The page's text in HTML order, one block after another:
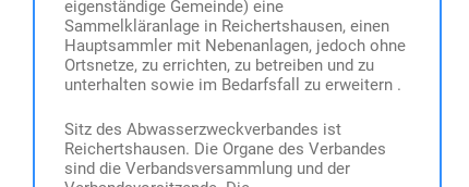
eigenständige Gemeinde) eine
Sammelkläranlage in Reichertshausen, einen
Hauptsammler mit Nebenanlagen, jedoch ohne
Ortsnetze, zu errichten, zu betreiben und zu
unterhalten sowie im Bedarfsfall zu erweitern .
Sitz des Abwasserzweckverbandes ist
Reichertshausen. Die Organe des Verbandes
sind die Verbandsversammlung und der